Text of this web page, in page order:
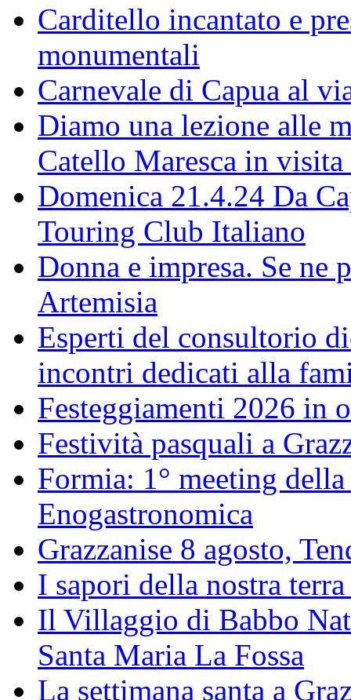
Carditello incantato e
monumentali
Carnevale di Capua al
Diamo una lezione alle
Catello Maresca in visita
Domenica 21.4.24 Da
Touring Club Italiano
Donna e impresa. Se ne
Artemisia
Esperti del consultorio
incontri dedicati alla
Festeggiamenti 2026 in
Festività pasquali a
Formia: 1° meeting
Enogastronomica
Grazzanise 8 agosto,
I sapori della nostra
Il Villaggio di Babbo
Santa Maria La Fossa
La settimana santa a